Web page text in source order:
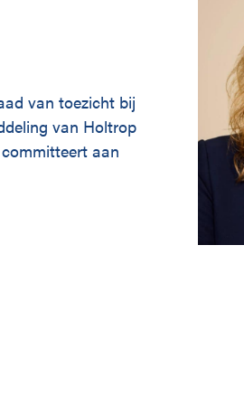
van toezicht bij
van Holtrop
aan